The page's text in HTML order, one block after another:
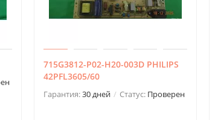
715G3812-P02-H20-003D PHILIPS
42PFL3605/60
Гарантия:30 дней Статус: Проверен